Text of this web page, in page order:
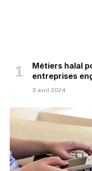
Métiers halal
entreprises
3 avril 2024